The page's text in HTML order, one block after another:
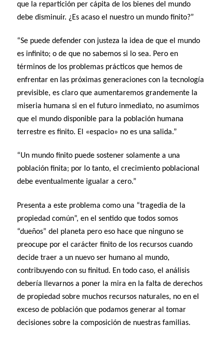
que la repartición per cápita de los bienes del mundo
debe disminuir. ¿Es acaso el nuestro un mundo finito?”
“Se puede defender con justeza la idea de que el mundo
es infinito; o de que no sabemos si lo sea. Pero en
términos de los problemas prácticos que hemos de
enfrentar en las próximas generaciones con la tecnología
previsible, es claro que aumentaremos grandemente la
miseria humana si en el futuro inmediato, no asumimos
que el mundo disponible para la población humana
terrestre es finito. El «espacio» no es una salida.”
“Un mundo finito puede sostener solamente a una
población finita; por lo tanto, el crecimiento poblacional
debe eventualmente igualar a cero.”
Presenta a este problema como una “tragedia de la
propiedad común”, en el sentido que todos somos
“dueños” del planeta pero eso hace que ninguno se
preocupe por el carácter finito de los recursos cuando
decide traer a un nuevo ser humano al mundo,
contribuyendo con su finitud. En todo caso, el análisis
debería llevarnos a poner la mira en la falta de derechos
de propiedad sobre muchos recursos naturales, no en el
exceso de población que podamos generar al tomar
decisiones sobre la composición de nuestras familias.